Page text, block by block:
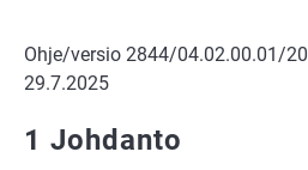
Ohje/versio 2844/04.02.00.01/
29.7.2025
1 Johdanto